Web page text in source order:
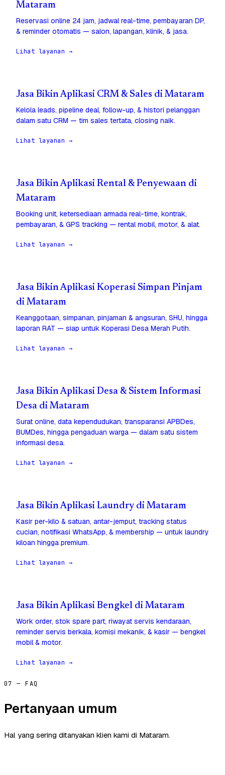
Mataram
Reservasi online 24 jam, jadwal real-time, pembayaran DP,
& reminder otomatis — salon, lapangan, klinik, & jasa.
Lihat layanan →
Jasa Bikin Aplikasi CRM & Sales di Mataram
Kelola leads, pipeline deal, follow-up, & histori pelanggan
dalam satu CRM — tim sales tertata, closing naik.
Lihat layanan →
Jasa Bikin Aplikasi Rental & Penyewaan di
Mataram
Booking unit, ketersediaan armada real-time, kontrak,
pembayaran, & GPS tracking — rental mobil, motor, & alat.
Lihat layanan →
Jasa Bikin Aplikasi Koperasi Simpan Pinjam
di Mataram
Keanggotaan, simpanan, pinjaman & angsuran, SHU, hingga
laporan RAT — siap untuk Koperasi Desa Merah Putih.
Lihat layanan →
Jasa Bikin Aplikasi Desa & Sistem Informasi
Desa di Mataram
Surat online, data kependudukan, transparansi APBDes,
BUMDes, hingga pengaduan warga — dalam satu sistem
informasi desa.
Lihat layanan →
Jasa Bikin Aplikasi Laundry di Mataram
Kasir per-kilo & satuan, antar-jemput, tracking status
cucian, notifikasi WhatsApp, & membership — untuk laundry
kiloan hingga premium.
Lihat layanan →
Jasa Bikin Aplikasi Bengkel di Mataram
Work order, stok spare part, riwayat servis kendaraan,
reminder servis berkala, komisi mekanik, & kasir — bengkel
mobil & motor.
Lihat layanan →
07 — FAQ
Pertanyaan umum
Hal yang sering ditanyakan klien kami di Mataram.